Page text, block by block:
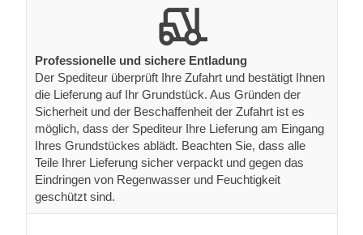
Professionelle und sichere Entladung
Der Spediteur überprüft Ihre Zufahrt und bestätigt Ihnen
die Lieferung auf Ihr Grundstück. Aus Gründen der
Sicherheit und der Beschaffenheit der Zufahrt ist es
möglich, dass der Spediteur Ihre Lieferung am Eingang
Ihres Grundstückes ablädt. Beachten Sie, dass alle
Teile Ihrer Lieferung sicher verpackt und gegen das
Eindringen von Regenwasser und Feuchtigkeit
geschützt sind.